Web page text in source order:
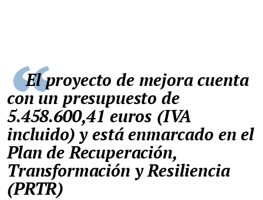
El proyecto de mejora cuenta
con un presupuesto de
5.458.600,41 euros (IVA
incluido) y está enmarcado en el
Plan de Recuperación,
Transformación y Resiliencia
(PRTR)